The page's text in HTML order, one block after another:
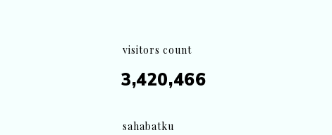
visitors count
3,420,466
sahabatku